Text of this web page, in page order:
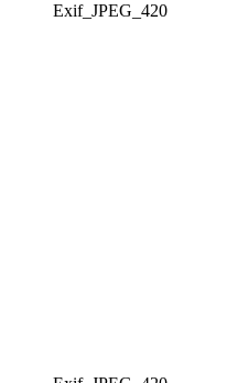
Exif_JPEG_420